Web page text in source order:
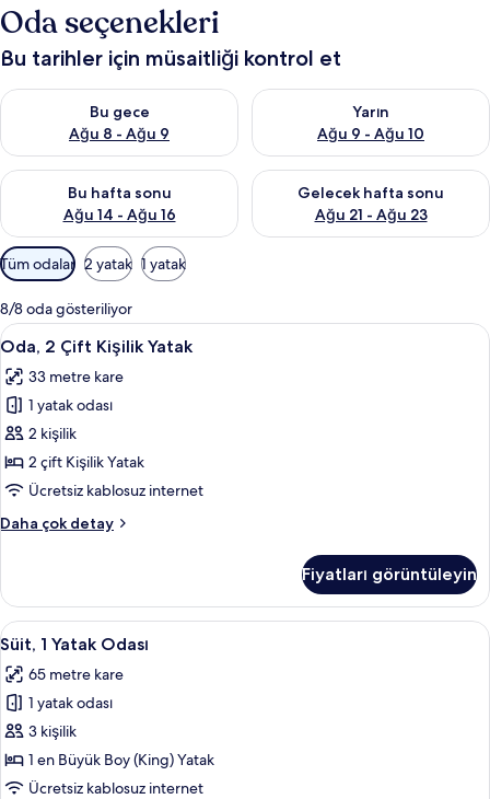
Oda seçenekleri
Bu tarihler için müsaitliği kontrol et
Bu gece
Ağu 8 - Ağu 9
Bu gece için müsaitliği kontrol et Ağu 8 - Ağu 9
Yarın
Ağu 9 - Ağu 10
Yarın için müsaitliği kontrol
Bu hafta sonu
Ağu 14 - Ağu 16
Bu hafta sonu için müsaitliği kontrol et Ağu 14 - Ağu 16
Gelecek hafta sonu
Ağu 21 - Ağu 23
Önümüzdeki hafta sonu için
Odalar
için
mevcut
filtreler
Tüm odalar 2 yatak 1 yatak
8/8 oda gösteriliyor
Oda,
2
Çift
Kişilik
Yatak
için
tüm
görün
Minibar, odada kasa, masa, dizüstü
5
Oda, 2 Çift Kişilik Yatak
33 metre kare
1 yatak odası
2 kişilik
2 çift Kişilik Yatak
Ücretsiz kablosuz internet
Daha çok detay
Oda,
Yatak
hakkında
daha
detay
Fiyatları görüntüleyin
Süit,
1
Yatak
Odası
için
tüm
fotoğrafları
Süit, 1 Yatak Odası | Minibar, odada
8
Süit, 1 Yatak Odası
65 metre kare
1 yatak odası
3 kişilik
1 en Büyük Boy (King) Yatak
Ücretsiz kablosuz internet